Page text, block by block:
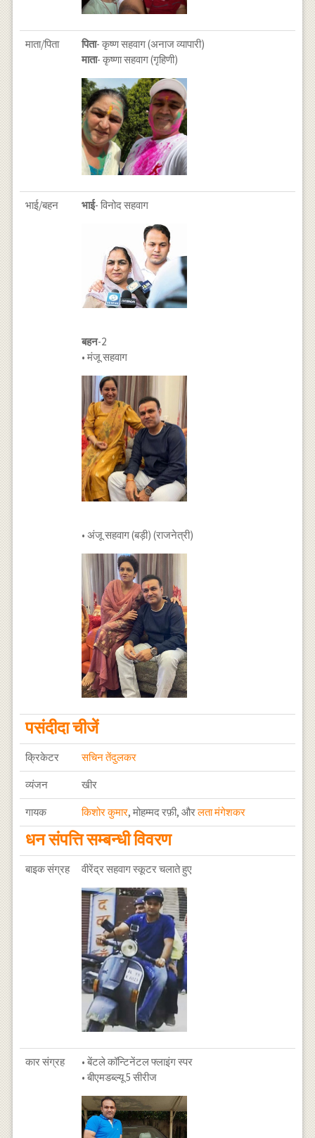
माता/पिता पिता- कृष्ण सहवाग (अनाज व्यापारी)
माता- कृष्णा सहवाग (गृहिणी)
भाई/बहन भाई- विनोद सहवाग
बहन-2
• मंजू सहवाग
• अंजू सहवाग (बड़ी) (राजनेत्री)
पसंदीदा चीजें
क्रिकेटर सचिन तेंदुलकर
व्यंजन खीर
गायक किशोर कुमार, मोहम्मद रफ़ी, औरलता मंगेशकर
धन संपत्ति सम्बन्धी विवरण
बाइक संग्रह वीरेंद्र सहवाग स्कूटर चलाते हुए
कार संग्रह
• बेंटले कॉन्टिनेंटल फ्लाइंग स्पर
• बीएमडब्ल्यू 5 सीरीज